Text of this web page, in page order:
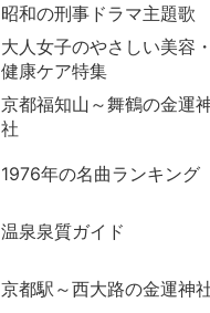
昭和の刑事ドラマ主題歌
大人女子のやさしい美容・
健康ケア特集
京都福知山～舞鶴の金運
社
1976年の名曲ランキング
温泉泉質ガイド
京都駅～西大路の金運神